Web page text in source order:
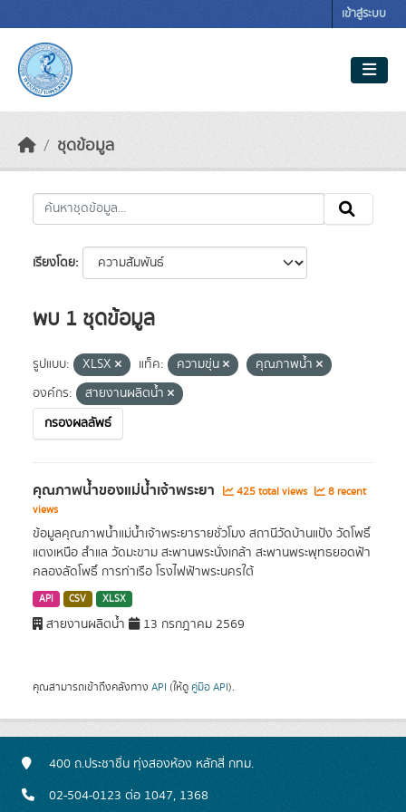
เข้าสู่ระบบ
ชุดข้อมูล
เรียงโดย
พบ 1 ชุดข้อมูล
รูปแบบ: XLSX แท็ค: ความขุ่น
คุณภาพน้ำ
องค์กร:
สายงานผลิตน้ำ
กรองผลลัพธ์
คุณภาพน้ำของแม่น้ำเจ้าพระยา 425 total views
8 recent
views
ข้อมูลคุณภาพน้ำแม่น้ำเจ้าพระยารายชั่วโมง สถานีวัดบ้านแป้ง วัดโพธิ์
แตงเหนือ สำแล วัดมะขาม สะพานพระนั่งเกล้า สะพานพระพุทธยอดฟ้า
คลองลัดโพธิ์ การท่าเรือ โรงไฟฟ้าพระนครใต้
API CSV XLSX
สายงานผลิตน้ำ 13 กรกฎาคม 2569
คุณสามารถเข้าถึงคลังทาง API (ให้ดู คู่มือ API).
400 ถ.ประชาชื่น ทุ่งสองห้อง หลักสี่ กทม.
02-504-0123 ต่อ 1047, 1368